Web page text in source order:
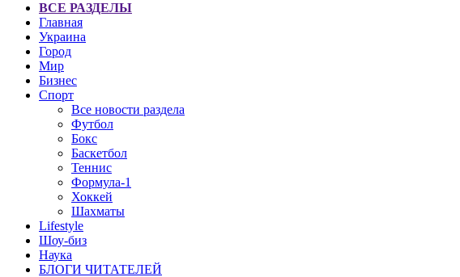
ВСЕ РАЗДЕЛЫ
Главная
Украина
Город
Мир
Бизнес
Спорт
Все новости раздела
Футбол
Бокс
Баскетбол
Теннис
Формула-1
Хоккей
Шахматы
Lifestyle
Шоу-биз
Наука
БЛОГИ ЧИТАТЕЛЕЙ